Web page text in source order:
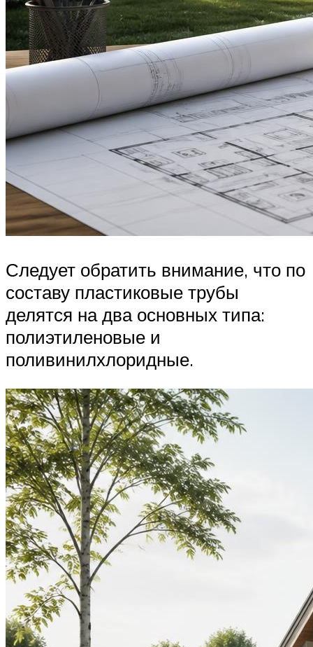
Следует обратить внимание, что по
составу пластиковые трубы
делятся на два основных типа:
полиэтиленовые и
поливинилхлоридные.